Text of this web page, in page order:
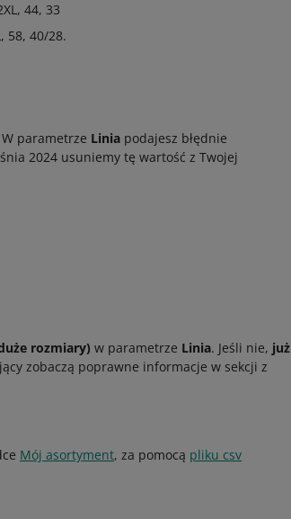
44, 33
58, 40/28.
parametrze Linia podajesz błędnie
2024 usuniemy tę wartość z Twojej
rozmiary) w parametrze Linia. Jeśli nie, już
zobaczą poprawne informacje w sekcji z
Mój asortyment, za pomocą pliku csv